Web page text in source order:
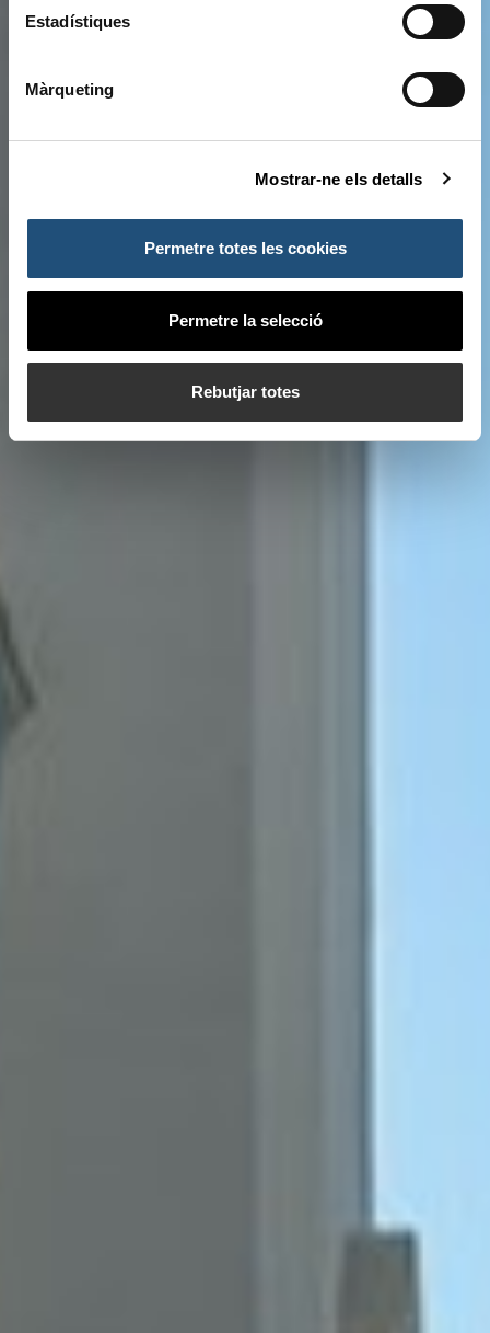
Estadístiques
Màrqueting
Mostrar-ne els detalls
Permetre totes les cookies
Permetre la selecció
Rebutjar totes